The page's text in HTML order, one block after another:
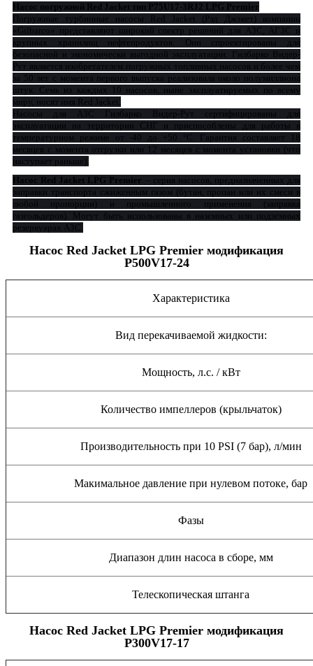
Насос погружной Red Jacket тип P75U17-3RJ2 LPG Premier
Погружные турбинные насосы Red Jacket (Рэд Джэкет) компании
«Gilbarco» представляют широкий спектр решений для АЗС, АГЗС и
крупных хранилищ нефтепродуктов. Они спроектированы для
безопасной и экономически выгодной эксплуатации. Гилбарко Видер-
Рут является изобретателем погружных топливных насосов и более чем
за 50 лет с момента первого выпуска реализовала около полумиллиона
штук. Семь из каждых 10 насосов, ныне эксплуатируемых по всему
миру, носят имя Red Jacket.
Насосы для АЗС Гилбарко Видер-Рут сертифицированы для
эксплуатации на территории СНГ и приспособлены для работы в
температурном режиме от -40 до +50 °С. Гарантия составляет 18
месяцев с момента отгрузки или 12 месяцев с момента установки (что
наступает раньше).
Насос Red Jacket LPG Premier
– серия насосов, предназначенных для
заправки транспорта сжиженным газом (бутан, пропан или их смеси в
любой пропорции) и промышленного применения (заправка
газгольдеров). Могут быть использованы в наземных или подземных
резервуарах АЗС.
Насос Red Jacket LPG Premier модификация
P500V17-24
Характеристика
Вид перекачиваемой жидкости:
Мощность, л.с. / кВт
Количество импеллеров (крыльчаток)
Производительность при 10 PSI (7 бар), л/мин
Макимальное давление при нулевом потоке, бар
Фазы
Диапазон длин насоса в сборе, мм
Телескопическая штанга
Насос Red Jacket LPG Premier модификация
P300V17-17